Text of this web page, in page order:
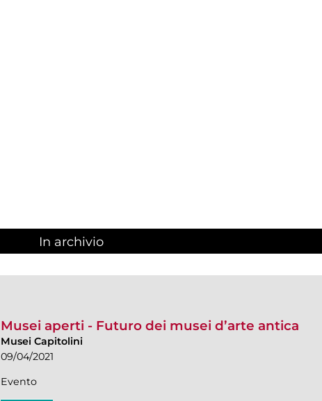
In archivio
Musei aperti - Futuro dei musei d’arte antica
Musei Capitolini
09/04/2021
Evento